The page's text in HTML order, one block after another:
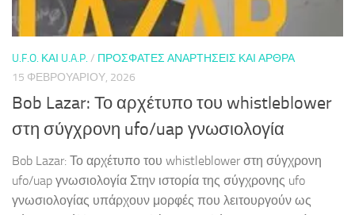
U.F.O. ΚΑΙ U.A.P. / ΠΡΌΣΦΑΤΕΣ ΑΝΑΡΤΉΣΕΙΣ ΚΑΙ ΆΡΘΡΑ
15 ΦΕΒΡΟΥΑΡΊΟΥ, 2026
Bob Lazar: Το αρχέτυπο του whistleblower
στη σύγχρονη ufo/uap γνωσιολογία
Bob Lazar: Το αρχέτυπο του whistleblower στη σύγχρονη
ufo/uap γνωσιολογία Στην ιστορία της σύγχρονης ufo
γνωσιολογίας υπάρχουν μορφές που λειτουργούν ως